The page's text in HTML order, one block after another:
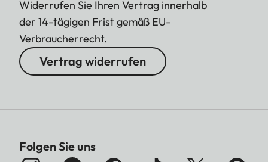
Widerrufen Sie Ihren Vertrag innerhalb
der 14-tägigen Frist gemäß EU-
Verbraucherrecht.
Vertrag widerrufen
Folgen Sie uns